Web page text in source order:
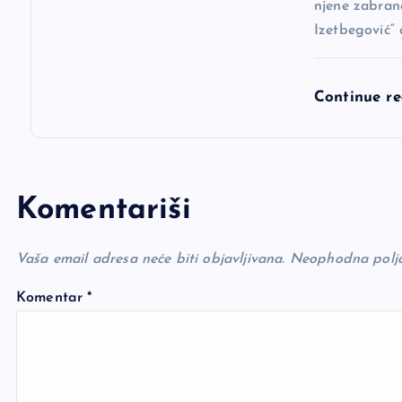
njene
Continue
Komentariši
Vaša email adresa neće biti objavljivana. Neophodna
Komentar*